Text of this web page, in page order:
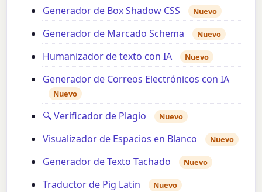
Generador de Box Shadow CSS Nuevo
Generador de Marcado Schema Nuevo
Humanizador de texto con IA Nuevo
Generador de Correos Electrónicos con IA
Nuevo
🔍 Verificador de Plagio Nuevo
Visualizador de Espacios en Blanco Nuevo
Generador de Texto Tachado Nuevo
Traductor de Pig Latin Nuevo